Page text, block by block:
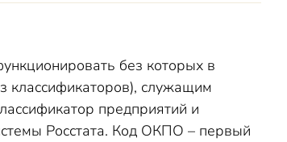
без которых в
служащим
предприятий и
Росстата. Код ОКПО – первый